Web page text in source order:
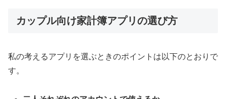
カップル向け家計簿アプリの選び方
私の考えるアプリを選ぶときのポイントは以下のとおりで
す。